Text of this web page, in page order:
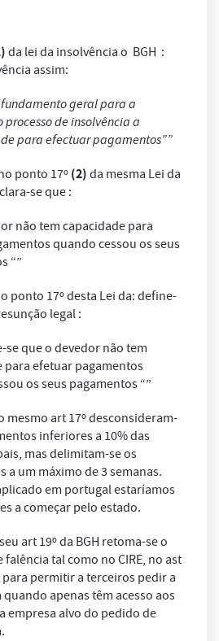
da lei da insolvência o BGH :
assim:
fundamento geral para a
de insolvência a
para efectuar pagamentos””
ponto 17º (2) da mesma Lei da
se que :
não tem capacidade para
quando cessou os seus
“”
ponto 17º desta Lei da: define-
legal :
se que o devedor não tem
para efetuar pagamentos
os seus pagamentos “”
mesmo art 17º desconsideram-
inferiores a 10% das
mas delimitam-se os
a um máximo de 3 semanas.
em portugal estaríamos
a começar pelo estado.
art 19º da BGH retoma-se o
falência tal como no CIRE, no ast
para permitir a terceiros pedir a
apenas têm acesso aos
empresa alvo do pedido de